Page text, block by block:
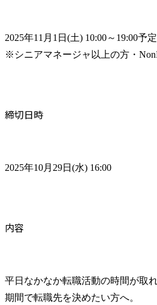
2025年11月1日(土) 10:00～19:00予定
※シニアマネージャ以上の方・
締切日時
2025年10月29日(水) 16:00
内容
平日なかなか転職活動の時間が取
期間で転職先を決めたい方へ。